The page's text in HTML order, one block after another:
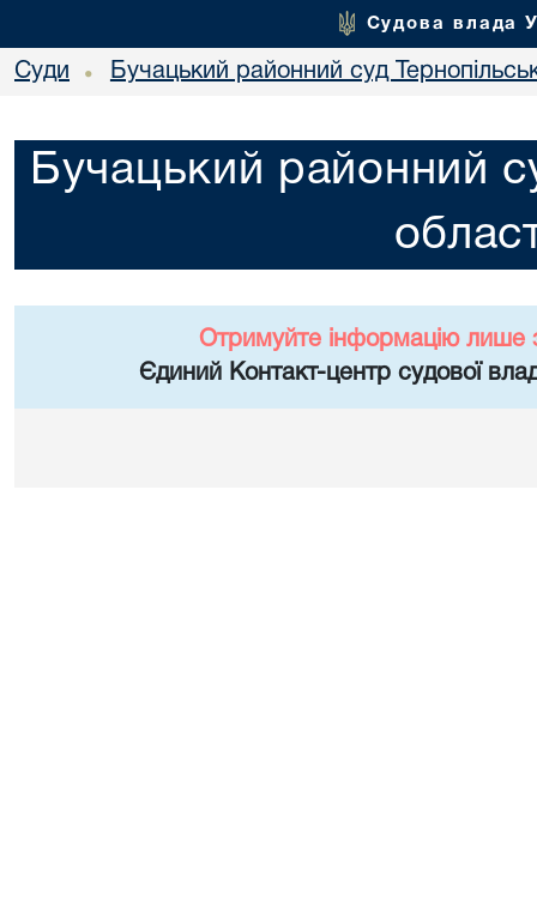
Судова влада
Суди • Бучацький районний суд
Бучацький районний
Отримуйте інформацію лише
Єдиний Контакт-центр судової